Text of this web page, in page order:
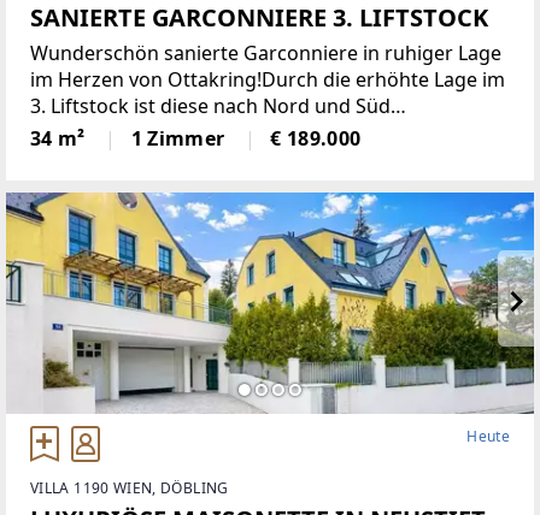
SANIERTE GARCONNIERE 3. LIFTSTOCK
Wunderschön sanierte Garconniere in ruhiger Lage
im Herzen von Ottakring!Durch die erhöhte Lage im
3. Liftstock ist diese nach Nord und Süd
ausgerichtete Wohnung sehr hell und bietet eine
angenehme Wohnatmosphäre. Sie verfügt über
34 m² 1 Zimmer € 189.000
Heute
VILLA 1190 WIEN, DÖBLING